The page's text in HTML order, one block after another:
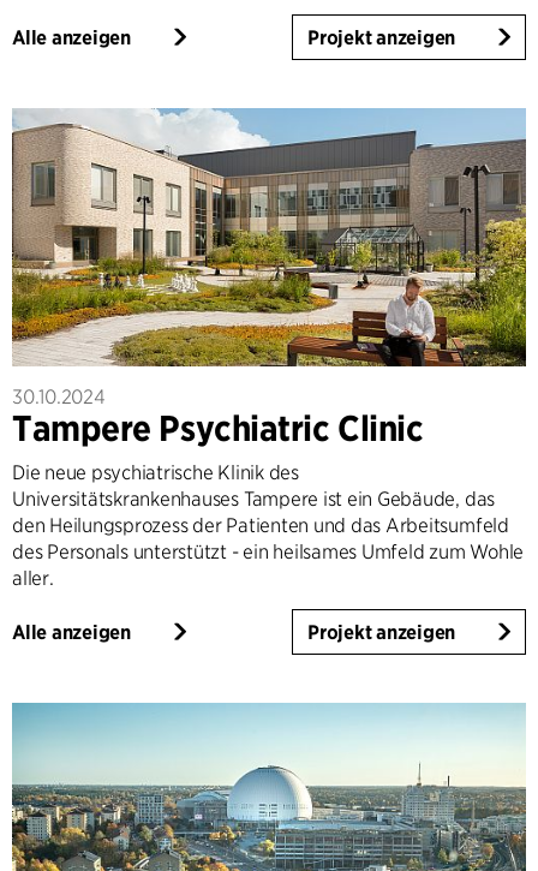
Alle anzeigen Projekt anzeigen
30.10.2024
Tampere Psychiatric Clinic
Die neue psychiatrische Klinik des
Universitätskrankenhauses Tampere ist ein Gebäude, das
den Heilungsprozess der Patienten und das Arbeitsumfeld
des Personals unterstützt - ein heilsames Umfeld zum Wohle
aller.
Alle anzeigen Projekt anzeigen